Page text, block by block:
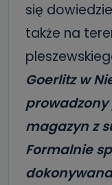
się
także na
Goerlitz w
prowadzony
magazyn z
Formalnie